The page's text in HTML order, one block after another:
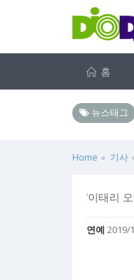
홈
뉴스태그
Home 기사
‘이태리
연예 2019/